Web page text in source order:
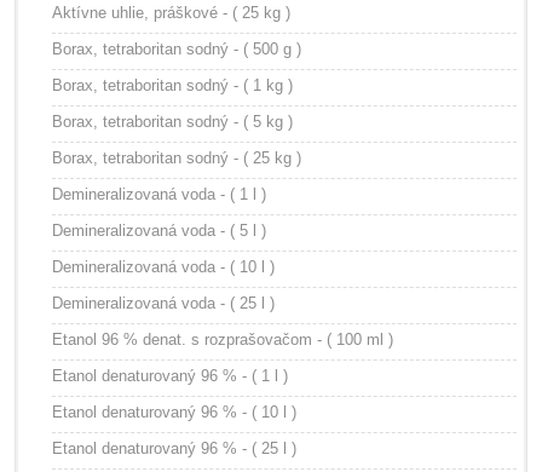
Aktívne uhlie, práškové - ( 25 kg )
Borax, tetraboritan sodný - ( 500 g )
Borax, tetraboritan sodný - ( 1 kg )
Borax, tetraboritan sodný - ( 5 kg )
Borax, tetraboritan sodný - ( 25 kg )
Demineralizovaná voda - ( 1 l )
Demineralizovaná voda - ( 5 l )
Demineralizovaná voda - ( 10 l )
Demineralizovaná voda - ( 25 l )
Etanol 96 % denat. s rozprašovačom - ( 100 ml )
Etanol denaturovaný 96 % - ( 1 l )
Etanol denaturovaný 96 % - ( 10 l )
Etanol denaturovaný 96 % - ( 25 l )